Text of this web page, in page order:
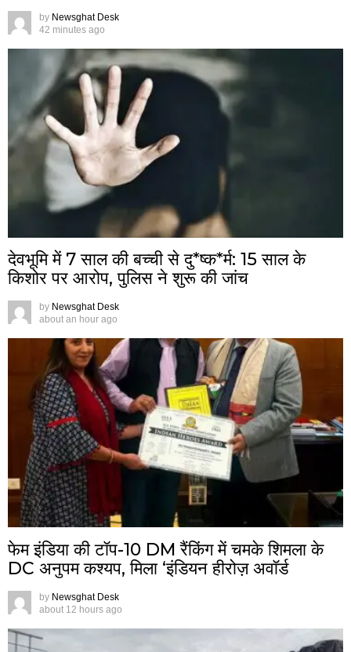
by Newsghat Desk
42 minutes ago
देवभूमि में 7 साल की बच्ची से दु*ष्क*र्म: 15 साल के
किशोर पर आरोप, पुलिस ने शुरू की जांच
by Newsghat Desk
about an hour ago
फेम इंडिया की टॉप-10 DM रैंकिंग में चमके शिमला के
DC अनुपम कश्यप, मिला ‘इंडियन हीरोज़ अवॉर्ड
by Newsghat Desk
about 12 hours ago